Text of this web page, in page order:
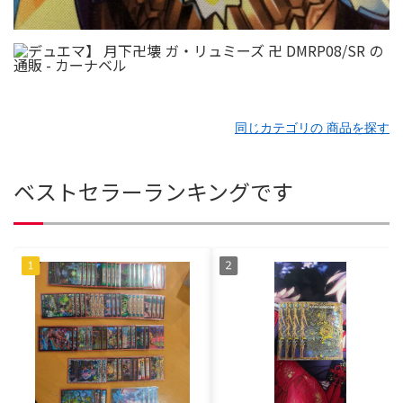
同じカテゴリの 商品を探す
ベストセラーランキングです